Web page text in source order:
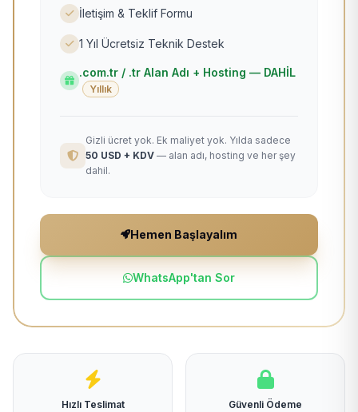
İletişim & Teklif Formu
1 Yıl Ücretsiz Teknik Destek
.com.tr / .tr Alan Adı + Hosting — DAHİL
Yıllık
Gizli ücret yok. Ek maliyet yok. Yılda sadece
50 USD + KDV — alan adı, hosting ve her şey
dahil.
Hemen Başlayalım
WhatsApp'tan Sor
Hızlı Teslimat
Güvenli Ödeme